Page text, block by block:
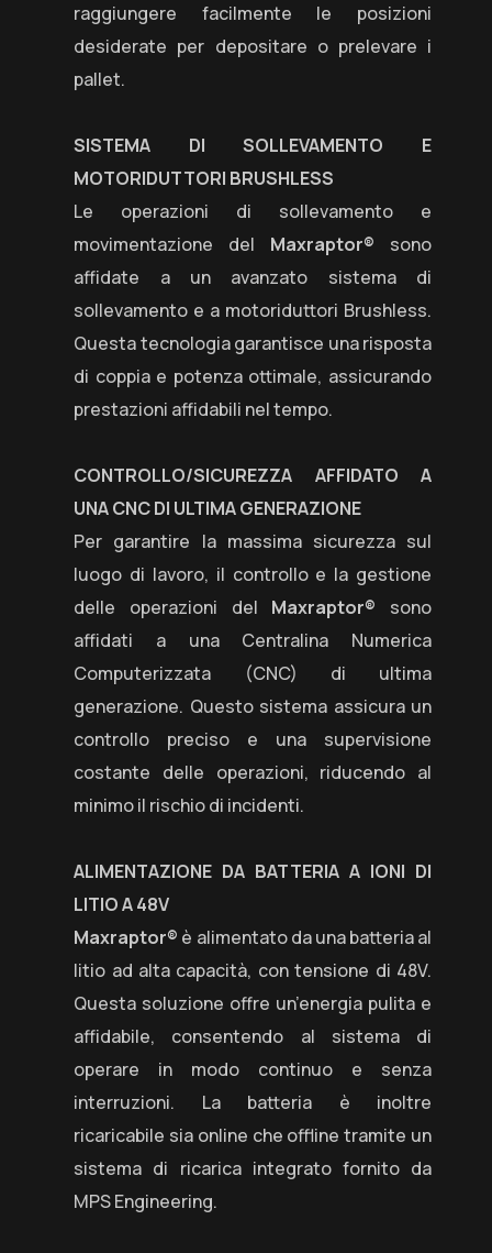
raggiungere facilmente le posizioni
desiderate per depositare o prelevare i
pallet.
SISTEMA DI SOLLEVAMENTO E
MOTORIDUTTORI BRUSHLESS
Le operazioni di sollevamento e
movimentazione del Maxraptor® sono
affidate a un avanzato sistema di
sollevamento e a motoriduttori Brushless.
Questa tecnologia garantisce una risposta
di coppia e potenza ottimale, assicurando
prestazioni affidabili nel tempo.
CONTROLLO/SICUREZZA AFFIDATO A
UNA CNC DI ULTIMA GENERAZIONE
Per garantire la massima sicurezza sul
luogo di lavoro, il controllo e la gestione
delle operazioni del Maxraptor® sono
affidati a una Centralina Numerica
Computerizzata (CNC) di ultima
generazione. Questo sistema assicura un
controllo preciso e una supervisione
costante delle operazioni, riducendo al
minimo il rischio di incidenti.
ALIMENTAZIONE DA BATTERIA A IONI DI
LITIO A 48V
Maxraptor® è alimentato da una batteria al
litio ad alta capacità, con tensione di 48V.
Questa soluzione offre un’energia pulita e
affidabile, consentendo al sistema di
operare in modo continuo e senza
interruzioni. La batteria è inoltre
ricaricabile sia online che offline tramite un
sistema di ricarica integrato fornito da
MPS Engineering.